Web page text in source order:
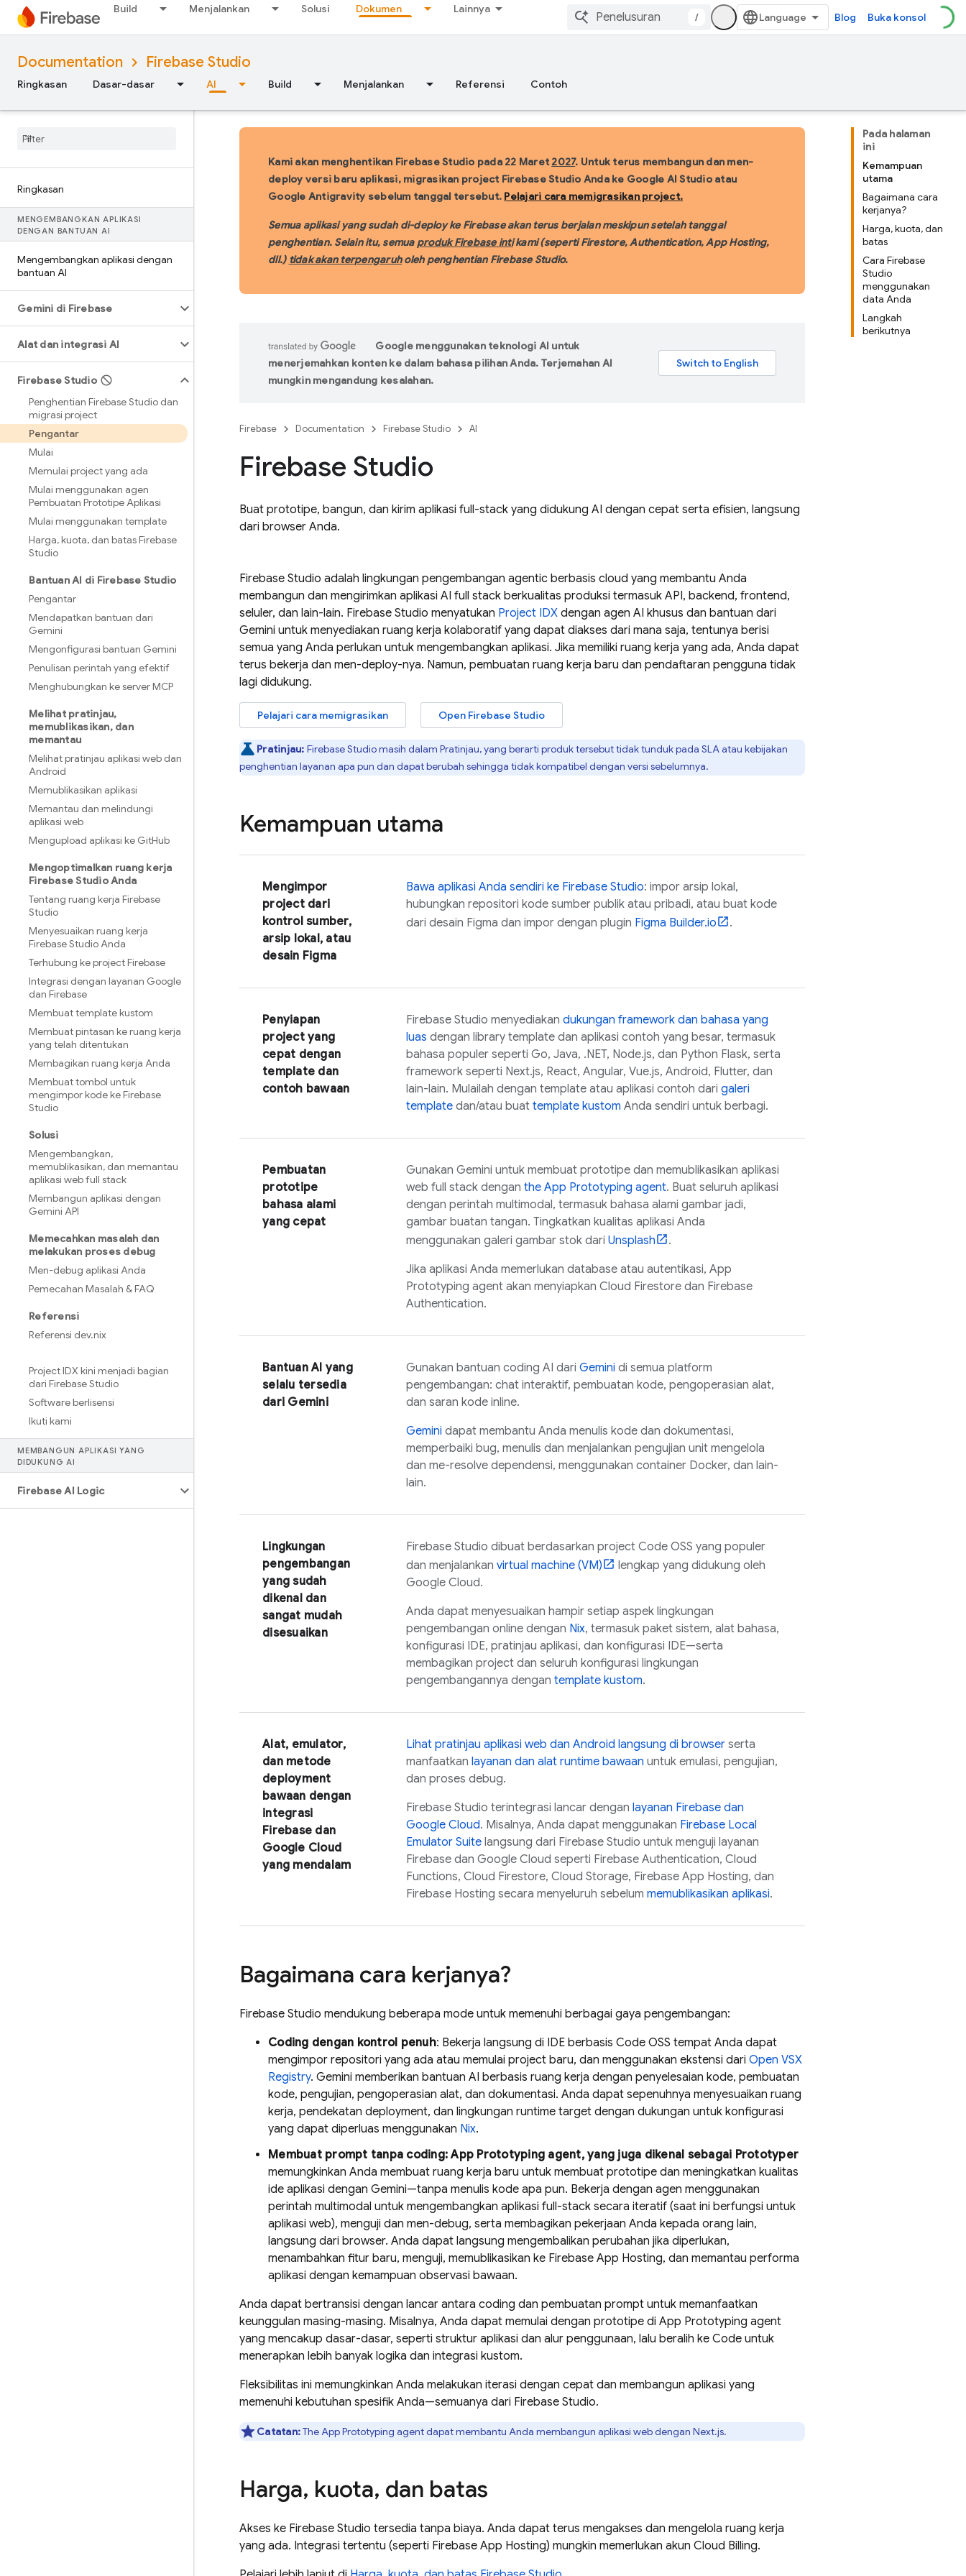
Build Menjalankan Solusi Dokumen Lainnya
/ Blog Buka konsol
Documentation Firebase Studio
Ringkasan Dasar-dasar AI Build Menjalankan Referensi Contoh
Ringkasan
MENGEMBANGKAN APLIKASI
DENGAN BANTUAN AI
Mengembangkan aplikasi dengan
bantuan AI
Gemini di Firebase
Alat dan integrasi AI
Firebase Studio
Penghentian Firebase Studio dan
migrasi project
Pengantar
Mulai
Memulai project yang ada
Mulai menggunakan agen
Pembuatan Prototipe Aplikasi
Mulai menggunakan template
Harga,kuota, dan batas Firebase
Studio
Bantuan AI di Firebase Studio
Pengantar
Mendapatkan bantuan dari
Gemini
Mengonfigurasi bantuan Gemini
Penulisan perintah yang efektif
Menghubungkan ke server MCP
Melihat pratinjau,
memublikasikan,dan
memantau
Melihat pratinjau aplikasi web dan
Android
Memublikasikan aplikasi
Memantau dan melindungi
aplikasi web
Mengupload aplikasi ke GitHub
Mengoptimalkan ruang kerja
Firebase Studio Anda
Tentang ruang kerja Firebase
Studio
Menyesuaikan ruang kerja
Firebase Studio Anda
Terhubung ke project Firebase
Integrasi dengan layanan Google
dan Firebase
Membuat template kustom
Membuat pintasan ke ruang kerja
yang telah ditentukan
Membagikan ruang kerja Anda
Membuat tombol untuk
mengimpor kode ke Firebase
Studio
Solusi
Mengembangkan,
memublikasikan, dan memantau
aplikasi web full stack
Membangun aplikasi dengan
Gemini API
Memecahkan masalah dan
melakukan proses debug
Men-debug aplikasi Anda
Pemecahan Masalah & FAQ
Referensi
Referensi dev.nix
Project IDX kini menjadi bagian
dari Firebase Studio
Software berlisensi
Ikuti kami
MEMBANGUN APLIKASI YANG
DIDUKUNG AI
Firebase AI Logic
Pada halaman
ini
Kemampuan
utama
Bagaimana cara
kerjanya?
Harga, kuota, dan
batas
Cara Firebase
Studio
menggunakan
data Anda
Langkah
berikutnya
Kami akan menghentikan Firebase Studio pada 22 Maret 2027. Untuk terus membangun dan men-
deploy versi baru aplikasi, migrasikan project Firebase Studio Anda ke Google AI Studio atau
Google Antigravity sebelum tanggal tersebut. Pelajari cara memigrasikan project.
Semua aplikasi yang sudah di-deploy ke Firebase akan terus berjalan meskipun setelah tanggal
penghentian. Selain itu, semua produk Firebase intikami (seperti Firestore, Authentication, App Hosting,
dll.) tidak akan terpengaruholeh penghentian Firebase Studio.
Google menggunakan teknologi AI untuk
menerjemahkan konten ke dalam bahasa pilihan Anda. Terjemahan AI
mungkin mengandung kesalahan.
Firebase Documentation Firebase Studio AI
Firebase Studio
Buat prototipe, bangun, dan kirim aplikasi full-stack yang didukung AI dengan cepat serta efisien, langsung
dari browser Anda.
Firebase Studio adalah lingkungan pengembangan agentic berbasis cloud yang membantu Anda
membangun dan mengirimkan aplikasi AI full stack berkualitas produksi termasuk API, backend, frontend,
seluler, dan lain-lain. Firebase Studio menyatukan Project IDX dengan agen AI khusus dan bantuan dari
Gemini untuk menyediakan ruang kerja kolaboratif yang dapat diakses dari mana saja, tentunya berisi
semua yang Anda perlukan untuk mengembangkan aplikasi. Jika memiliki ruang kerja yang ada, Anda dapat
terus bekerja dan men-deploy-nya. Namun, pembuatan ruang kerja baru dan pendaftaran pengguna tidak
lagi didukung.
Pelajari cara memigrasikan Open Firebase Studio
Pratinjau: Firebase Studiomasih dalam Pratinjau, yang berarti produk tersebut tidak tunduk pada SLA atau kebijakan
penghentian layanan apa pun dan dapat berubah sehingga tidak kompatibel dengan versi sebelumnya.
Kemampuan utama
Mengimpor
project dari
kontrol sumber,
arsip lokal, atau
desain Figma
Bawa aplikasi Anda sendiri ke Firebase Studio: impor arsip lokal,
hubungkan repositori kode sumber publik atau pribadi, atau buat kode
dari desain Figma dan impor dengan plugin Figma Builder.io .
Penyiapan
project yang
cepat dengan
template dan
contoh bawaan
Firebase Studio menyediakan dukungan framework dan bahasa yang
luas dengan library template dan aplikasi contoh yang besar, termasuk
bahasa populer seperti Go, Java, .NET, Node.js, dan Python Flask, serta
framework seperti Next.js, React, Angular, Vue.js, Android, Flutter, dan
lain-lain. Mulailah dengan template atau aplikasi contoh dari galeri
template dan/atau buat template kustom Anda sendiri untuk berbagi.
Pembuatan
prototipe
bahasa alami
yang cepat
Gunakan Gemini untuk membuat prototipe dan memublikasikan aplikasi
web full stack dengan the App Prototyping agent. Buat seluruh aplikasi
dengan perintah multimodal, termasuk bahasa alami gambar jadi,
gambar buatan tangan. Tingkatkan kualitas aplikasi Anda
menggunakan galeri gambar stok dari Unsplash
.
Jika aplikasi Anda memerlukan database atau autentikasi, App
Prototyping agent akan menyiapkan Cloud Firestore dan Firebase
Authentication.
Bantuan AI yang
selalu tersedia
dari Gemini
Gunakan bantuan coding AI dari Gemini di semua platform
pengembangan: chat interaktif, pembuatan kode, pengoperasian alat,
dan saran kode inline.
Gemini dapat membantu Anda menulis kode dan dokumentasi,
memperbaiki bug, menulis dan menjalankan pengujian unit mengelola
dan me-resolve dependensi, menggunakan container Docker, dan lain-
lain.
Lingkungan
pengembangan
yang sudah
dikenal dan
sangat mudah
disesuaikan
Firebase Studio dibuat berdasarkan project Code OSS yang populer
dan menjalankan virtual machine (VM)
lengkap yang didukung oleh
Google Cloud.
Anda dapat menyesuaikan hampir setiap aspek lingkungan
pengembangan online dengan Nix, termasuk paket sistem, alat bahasa,
konfigurasi IDE, pratinjau aplikasi, dan konfigurasi IDE—serta
membagikan project dan seluruh konfigurasi lingkungan
pengembangannya dengan template kustom.
Alat, emulator,
dan metode
deployment
bawaan dengan
integrasi
Firebase dan
Google Cloud
yang mendalam
Lihat pratinjau aplikasi web dan Android langsung di browser serta
manfaatkan layanan dan alat runtime bawaan untuk emulasi, pengujian,
dan proses debug.
Firebase Studio terintegrasi lancar dengan layanan Firebase dan
Google Cloud. Misalnya, Anda dapat menggunakan Firebase Local
Emulator Suite langsung dari Firebase Studio untuk menguji layanan
Firebase dan Google Cloud seperti Firebase Authentication, Cloud
Functions, Cloud Firestore, Cloud Storage, Firebase App Hosting, dan
Firebase Hosting secara menyeluruh sebelum memublikasikan aplikasi.
Bagaimana cara kerjanya?
Firebase Studio mendukung beberapa mode untuk memenuhi berbagai gaya pengembangan:
Coding dengan kontrol penuh: Bekerja langsung di IDE berbasis Code OSS tempat Anda dapat
mengimpor repositori yang ada atau memulai project baru, dan menggunakan ekstensi dari Open VSX
Registry. Gemini memberikan bantuan AI berbasis ruang kerja dengan penyelesaian kode, pembuatan
kode, pengujian, pengoperasian alat, dan dokumentasi. Anda dapat sepenuhnya menyesuaikan ruang
kerja, pendekatan deployment, dan lingkungan runtime target dengan dukungan untuk konfigurasi
yang dapat diperluas menggunakan Nix.
Membuat prompt tanpa coding:App Prototyping agent, yang juga dikenal sebagai Prototyper
memungkinkan Anda membuat ruang kerja baru untuk membuat prototipe dan meningkatkan kualitas
ide aplikasi dengan Gemini—tanpa menulis kode apa pun. Bekerja dengan agen menggunakan
perintah multimodal untuk mengembangkan aplikasi full-stack secara iteratif (saat ini berfungsi untuk
aplikasi web), menguji dan men-debug, serta membagikan pekerjaan Anda kepada orang lain,
langsung dari browser. Anda dapat langsung mengembalikan perubahan jika diperlukan,
menambahkan fitur baru, menguji, memublikasikan ke Firebase App Hosting, dan memantau performa
aplikasi dengan kemampuan observasi bawaan.
Anda dapat bertransisi dengan lancar antara coding dan pembuatan prompt untuk memanfaatkan
keunggulan masing-masing. Misalnya, Anda dapat memulai dengan prototipe di App Prototyping agent
yang mencakup dasar-dasar, seperti struktur aplikasi dan alur penggunaan, lalu beralih ke Code untuk
menerapkan lebih banyak logika dan integrasi kustom.
Fleksibilitas ini memungkinkan Anda melakukan iterasi dengan cepat dan membangun aplikasi yang
memenuhi kebutuhan spesifik Anda—semuanya dari Firebase Studio.
Catatan:TheApp Prototyping agentdapat membantu Anda membangun aplikasi web dengan Next.js.
Harga, kuota, dan batas
Akses ke Firebase Studio tersedia tanpa biaya. Anda dapat terus mengakses dan mengelola ruang kerja
yang ada. Integrasi tertentu (seperti Firebase App Hosting) mungkin memerlukan akun Cloud Billing.